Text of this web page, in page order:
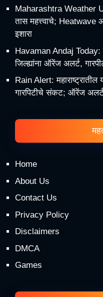
Maharashtra Weather
तास महत्त्वाचे; Heatwave
इशारा
Havaman Andaj Today:
जिल्ह्यांना ऑरेंज अलर्ट,
Rain Alert: महाराष्ट्रातील
गारपिटीचे संकट; ऑरेंज अलर्ट
Home
About Us
Contact Us
Privacy Policy
Disclaimers
DMCA
Games